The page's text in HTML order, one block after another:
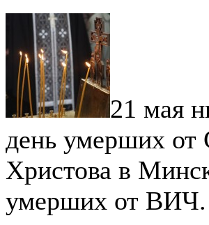
21 мая
день умерших
Христова в
умерших от ВИЧ.